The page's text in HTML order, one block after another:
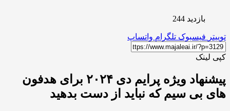
بازدید 244
توییتر فیسبوک تلگرام واتساپ
کپی لینک
پیشنهاد ویژه پرایم دی ۲۰۲۴ برای هدفون
های بی سیم که نباید از دست بدهید